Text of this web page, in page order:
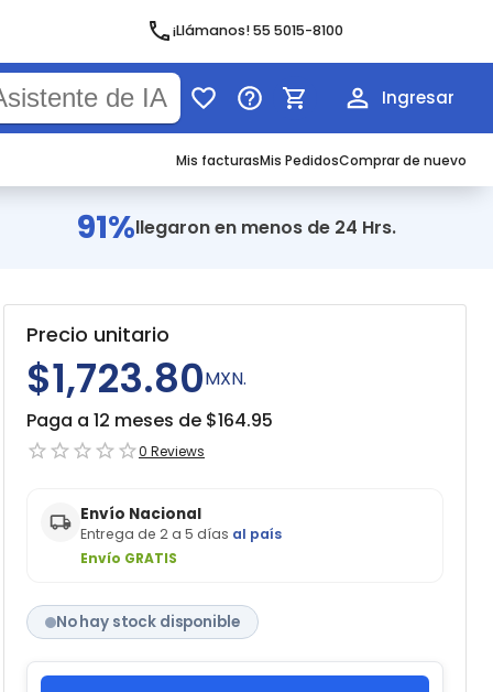
¡Llámanos! 55 5015-8100
Ingresar
Mis facturasMis PedidosComprar de nuevo
91%llegaron en menos de 24 Hrs.
Precio unitario
$1,723.80MXN.
Paga a 12 meses de $164.95
0 Reviews
Envío Nacional
Entrega de 2 a 5 días al país
Envío GRATIS
No hay stock disponible